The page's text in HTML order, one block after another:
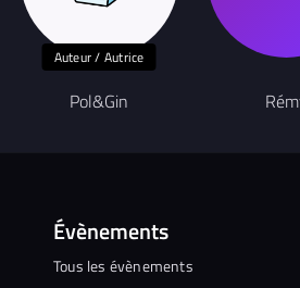
Auteur / Autrice
Pol&Gin
Évènements
Tous les évènements